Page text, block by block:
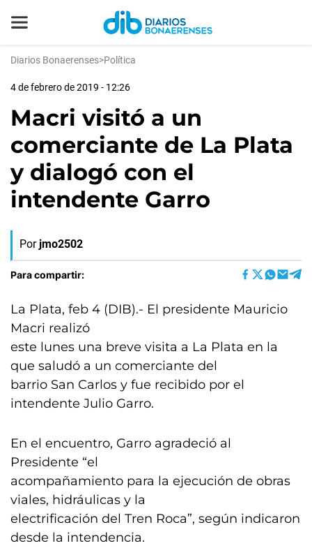
Diarios Bonaerenses>Política
4 de febrero de 2019 - 12:26
Macri visitó a un
comerciante de La Plata
y dialogó con el
intendente Garro
Por jmo2502
Para compartir:
La Plata, feb 4 (DIB).- El presidente Mauricio
Macri realizó
este lunes una breve visita a La Plata en la
que saludó a un comerciante del
barrio San Carlos y fue recibido por el
intendente Julio Garro.
En el encuentro, Garro agradeció al
Presidente “el
acompañamiento para la ejecución de obras
viales, hidráulicas y la
electrificación del Tren Roca”, según indicaron
desde la intendencia.